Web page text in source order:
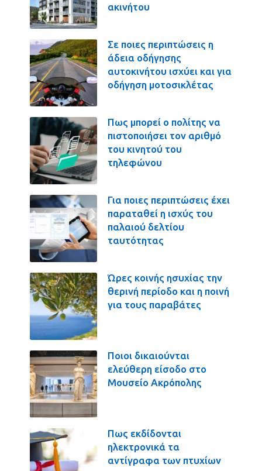
ακινήτου
Σε ποιες περιπτώσεις η
άδεια οδήγησης
αυτοκινήτου ισχύει και για
οδήγηση μοτοσικλέτας
Πως μπορεί ο πολίτης να
πιστοποιήσει τον αριθμό
του κινητού του
τηλεφώνου
Για ποιες περιπτώσεις έχει
παραταθεί η ισχύς του
παλαιού δελτίου
ταυτότητας
Ώρες κοινής ησυχίας την
θερινή περίοδο και η ποινή
για τους παραβάτες
Ποιοι δικαιούνται
ελεύθερη είσοδο στο
Μουσείο Ακρόπολης
Πως εκδίδονται
ηλεκτρονικά τα
αντίγραφα των πτυχίων